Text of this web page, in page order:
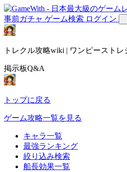
事前ガチャ ゲーム検索 ログイン
トレクル攻略wiki | ワンピースト
掲示板Q&A
トップに戻る
ゲーム攻略一覧を見る
キャラ一覧
最強ランキング
絞り込み検索
船長効果一覧